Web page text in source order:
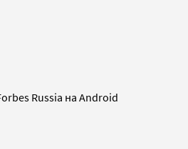
Russia на Android